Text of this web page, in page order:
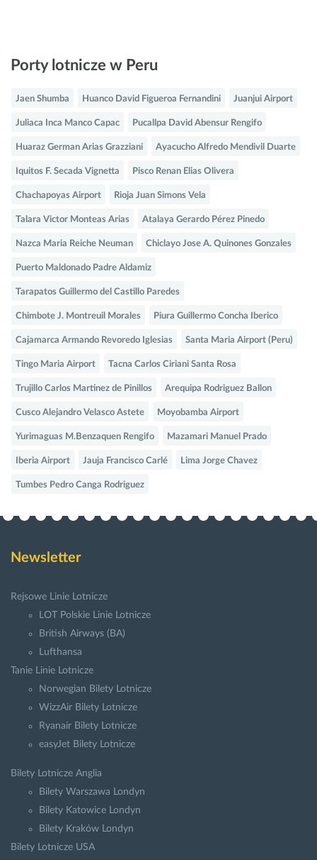
Porty lotnicze w Peru
Jaen Shumba Huanco David Figueroa Fernandini Juanjui Airport
Juliaca Inca Manco Capac Pucallpa David Abensur Rengifo
Huaraz German Arias Grazziani Ayacucho Alfredo Mendivil Duarte
Iquitos F. Secada Vignetta Pisco Renan Elias Olivera
Chachapoyas Airport Rioja Juan Simons Vela
Talara Victor Monteas Arias Atalaya Gerardo Pérez Pinedo
Nazca Maria Reiche Neuman Chiclayo Jose A. Quinones Gonzales
Puerto Maldonado Padre Aldamiz
Tarapatos Guillermo del Castillo Paredes
Chimbote J. Montreuil Morales Piura Guillermo Concha Iberico
Cajamarca Armando Revoredo Iglesias Santa Maria Airport (Peru)
Tingo Maria Airport Tacna Carlos Ciriani Santa Rosa
Trujillo Carlos Martinez de Pinillos Arequipa Rodriguez Ballon
Cusco Alejandro Velasco Astete Moyobamba Airport
Yurimaguas M.Benzaquen Rengifo Mazamari Manuel Prado
Iberia Airport Jauja Francisco Carlé Lima Jorge Chavez
Tumbes Pedro Canga Rodriguez
Newsletter
Rejsowe Linie Lotnicze
LOT Polskie Linie Lotnicze
British Airways (BA)
Lufthansa
Tanie Linie Lotnicze
Norwegian Bilety Lotnicze
WizzAir Bilety Lotnicze
Ryanair Bilety Lotnicze
easyJet Bilety Lotnicze
Bilety Lotnicze Anglia
Bilety Warszawa Londyn
Bilety Katowice Londyn
Bilety Kraków Londyn
Bilety Lotnicze USA